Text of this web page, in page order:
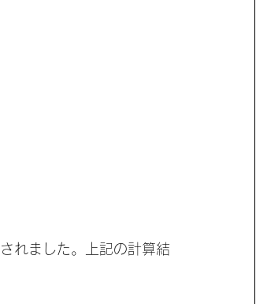
れました。上記の計算結